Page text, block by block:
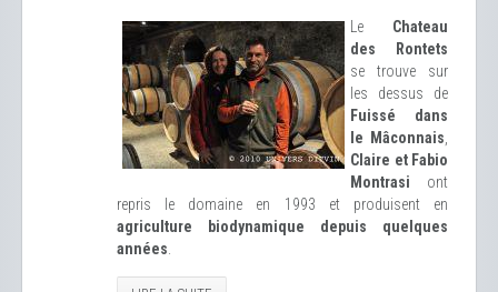
Le Chateau
des Rontets
se trouve sur
les dessus de
Fuissé dans
le Mâconnais
Claire et Fabio
Montrasi ont
repris le domaine en 1993 et produisent en
agriculture biodynamique depuis quelques
années